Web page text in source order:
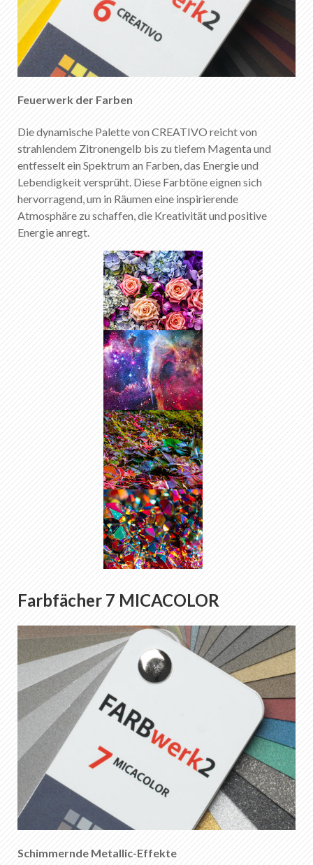
Feuerwerk der Farben
Die dynamische Palette von CREATIVO reicht von
strahlendem Zitronengelb bis zu tiefem Magenta und
entfesselt ein Spektrum an Farben, das Energie und
Lebendigkeit versprüht. Diese Farbtöne eignen sich
hervorragend, um in Räumen eine inspirierende
Atmosphäre zu schaffen, die Kreativität und positive
Energie anregt.
Farbfächer 7 MICACOLOR
Schimmernde Metallic-Effekte